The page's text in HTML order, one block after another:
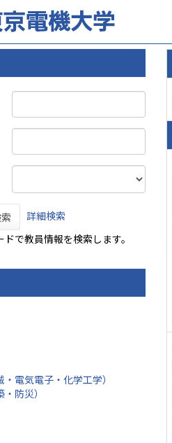
詳細検索
で教員情報を検索します。
電気電子・化学工学）
防災）